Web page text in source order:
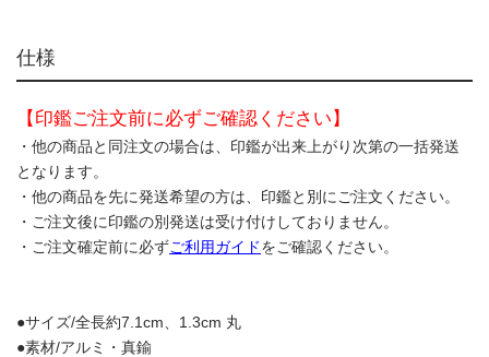
仕様
【印鑑ご注文前に必ずご確認ください】
・他の商品と同注文の場合は、印鑑が出来上がり次第の一括発送
となります。
・他の商品を先に発送希望の方は、印鑑と別にご注文ください。
・ご注文後に印鑑の別発送は受け付けしておりません。
・ご注文確定前に必ずご利用ガイドをご確認ください。
●サイズ/全長約7.1cm、1.3cm 丸
●素材/アルミ・真鍮